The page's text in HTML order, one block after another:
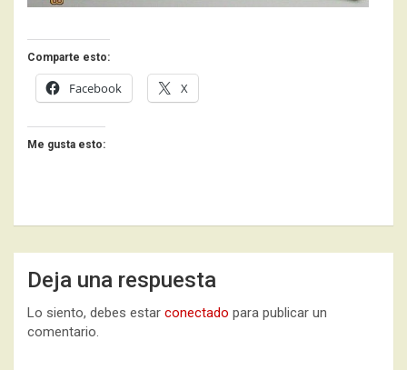
Comparte esto:
Facebook X
Me gusta esto:
Deja una respuesta
Lo siento, debes estar conectado para publicar un
comentario.